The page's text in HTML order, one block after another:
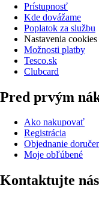
Prístupnosť
Kde dovážame
Poplatok za službu
Nastavenia cookies
Možnosti platby
Tesco.sk
Clubcard
Pred prvým
Ako nakupovať
Registrácia
Objednanie
Moje obľúbené
Kontaktujte nás